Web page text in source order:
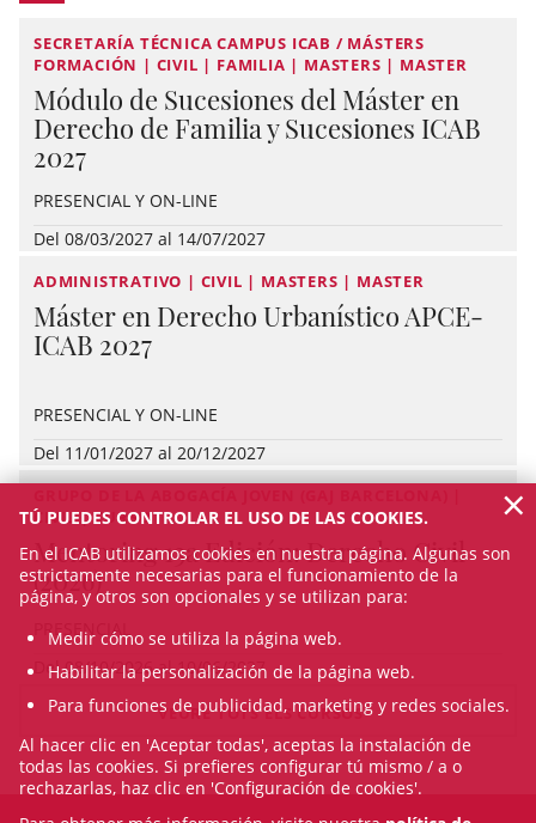
SECRETARÍA TÉCNICA CAMPUS ICAB / MÁSTERS
FORMACIÓN | CIVIL | FAMILIA | MASTERS | MASTER
Módulo de Sucesiones del Máster en
Derecho de Familia y Sucesiones ICAB
2027
PRESENCIAL Y ON-LINE
Del 08/03/2027 al 14/07/2027
ADMINISTRATIVO | CIVIL | MASTERS | MASTER
Máster en Derecho Urbanístico APCE-
ICAB 2027
PRESENCIAL Y ON-LINE
Del 11/01/2027 al 20/12/2027
CIVIL | CURSO
Mentoring 13a Edición: Derecho Civil
(2026)
PRESENCIAL
Del 08/10/2026 al 10/06/2027
VEURE TOTS ELS CURSOS
TÚ PUEDES CONTROLAR EL USO DE LAS COOKIES.
En el ICAB utilizamos cookies en nuestra página. Algunas son
estrictamente necesarias para el funcionamiento de la
página, y otros son opcionales y se utilizan para:
Medir cómo se utiliza la página web.
Habilitar la personalización de la página web.
Para funciones de publicidad, marketing y redes sociales.
Al hacer clic en 'Aceptar todas', aceptas la instalación de
todas las cookies. Si prefieres configurar tú mismo / a o
rechazarlas, haz clic en 'Configuración de cookies'.
×